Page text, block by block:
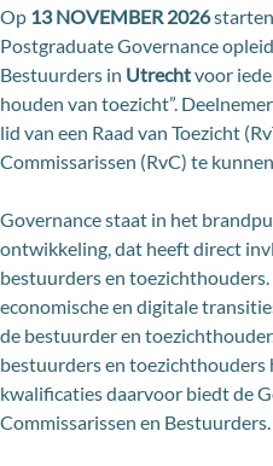
Op 13 NOVEMBER 2026
Postgraduate Governance
Bestuurders in Utrechtvoor
houden van toezicht”.
lid van een Raad van Toezicht
Commissarissen (RvC) te
Governance staat in het
ontwikkeling, dat heeft direct
bestuurders en
economische en digitale
de bestuurder en
bestuurders en toezichthouders
kwalificaties daarvoor biedt de
Commissarissen en Bestuurders.